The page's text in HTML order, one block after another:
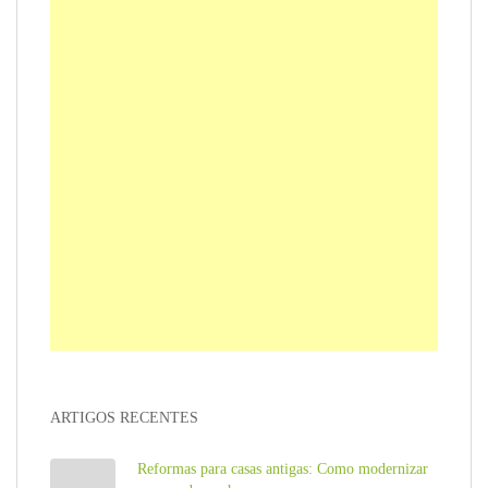
ARTIGOS RECENTES
Reformas para casas antigas: Como modernizar